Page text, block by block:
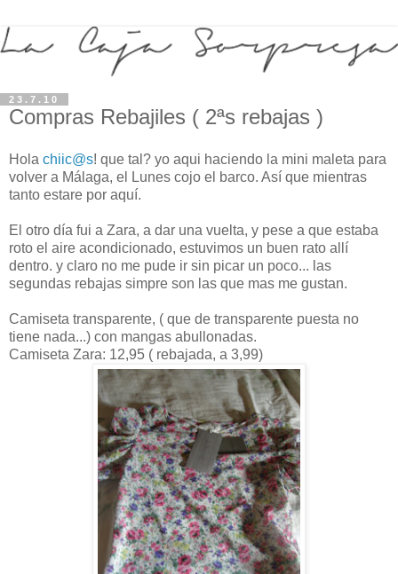
23.7.10
Compras Rebajiles ( 2ªs rebajas )
Hola chiic@s! que tal? yo aqui haciendo la mini maleta para
volver a Málaga, el Lunes cojo el barco. Así que mientras
tanto estare por aquí.
El otro día fui a Zara, a dar una vuelta, y pese a que estaba
roto el aire acondicionado, estuvimos un buen rato allí
dentro. y claro no me pude ir sin picar un poco... las
segundas rebajas simpre son las que mas me gustan.
Camiseta transparente, ( que de transparente puesta no
tiene nada...) con mangas abullonadas.
Camiseta Zara: 12,95 ( rebajada, a 3,99)